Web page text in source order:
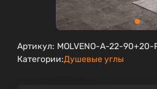
Артикул: MOLVENO-A-22-90+20-
Категории:Душевые углы